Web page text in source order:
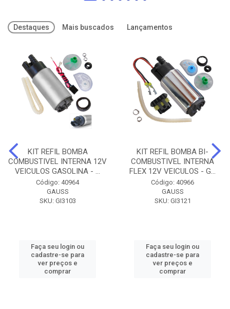
Destaques Mais buscados Lançamentos
KIT REFIL BOMBA
COMBUSTIVEL INTERNA 12V
VEICULOS GASOLINA - ...
Código: 40964
GAUSS
SKU: GI3103
Faça seu login ou
cadastre-se para
ver preços e
comprar
KIT REFIL BOMBA BI-
COMBUSTIVEL INTERNA
FLEX 12V VEICULOS - G...
Código: 40966
GAUSS
SKU: GI3121
Faça seu login ou
cadastre-se para
ver preços e
comprar